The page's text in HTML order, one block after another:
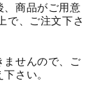
、商品がご用意
で、ご注文下さ
ませんので、ご
さい。